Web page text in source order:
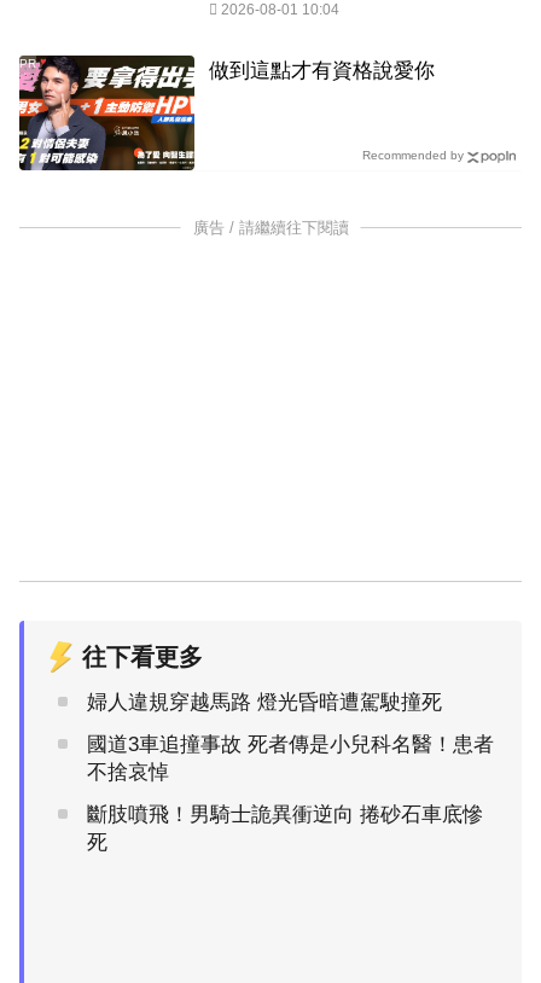
2026-08-01 10:04
做到這點才有資格說愛你
PR
Recommended by
廣告 / 請繼續往下閱讀
往下看更多
婦人違規穿越馬路 燈光昏暗遭駕駛撞死
國道3車追撞事故 死者傳是小兒科名醫！患者
不捨哀悼
斷肢噴飛！男騎士詭異衝逆向 捲砂石車底慘
死